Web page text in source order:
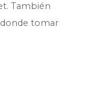
También
tomar